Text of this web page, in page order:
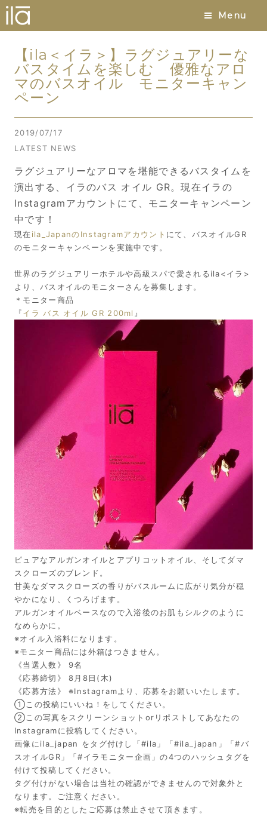
Menu
【ila＜イラ＞】ラグジュアリーな
バスタイムを楽しむ 優雅なアロ
マのバスオイル モニターキャン
ペーン
2019/07/17
LATEST NEWS
ラグジュアリーなアロマを堪能できるバスタイムを
演出する、イラのバス オイル GR。現在イラの
Instagramアカウントにて、モニターキャンペーン
中です！
現在 ila_JapanのInstagramアカウント にて、バスオイルGR
のモニターキャンペーンを実施中です。
世界のラグジュアリーホテルや高級スパで愛されるila<イラ>
より、バスオイルのモニターさんを募集します。
＊モニター商品
『イラ バス オイル GR 200ml 』
ピュアなアルガンオイルとアプリコットオイル、そしてダマ
スクローズのブレンド。
甘美なダマスクローズの香りがバスルームに広がり気分が穏
やかになり、くつろげます。
アルガンオイルベースなので入浴後のお肌もシルクのように
なめらかに。
※オイル入浴料になります。
※モニター商品には外箱はつきません。
《当選人数》 9名
《応募締切》 8月8日(木)
《応募方法》 ※Instagramより、応募をお願いいたします。
①この投稿にいいね！をしてください。
②この写真をスクリーンショットorリポストしてあなたの
Instagramに投稿してください。
画像にila_japan をタグ付けし「#ila」「#ila_japan」「#バ
スオイルGR」「#イラモニター企画」の4つのハッシュタグを
付けて投稿してください。
タグ付けがない場合は当社の確認ができませんので対象外と
なります。ご注意ください。
※転売を目的としたご応募は禁止させて頂きます。